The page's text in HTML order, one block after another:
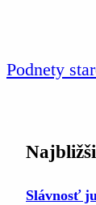
Podnety
Slávnosť